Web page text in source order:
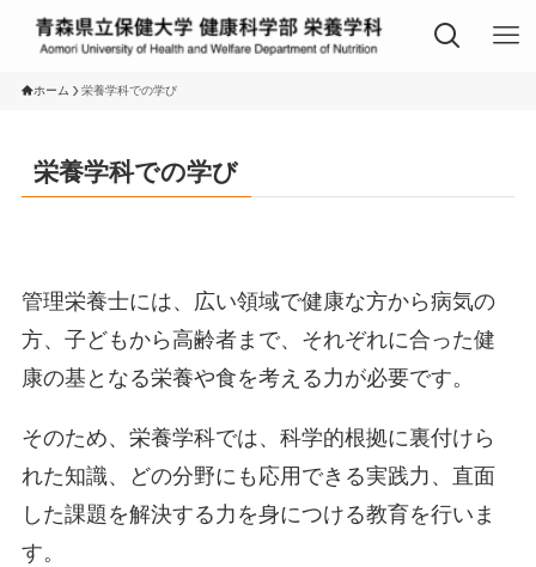
ホーム 栄養学科での学び
栄養学科での学び
管理栄養士には、広い領域で健康な方から病気の
方、子どもから高齢者まで、それぞれに合った健
康の基となる栄養や食を考える力が必要です。
そのため、栄養学科では、科学的根拠に裏付けら
れた知識、どの分野にも応用できる実践力、直面
した課題を解決する力を身につける教育を行いま
す。